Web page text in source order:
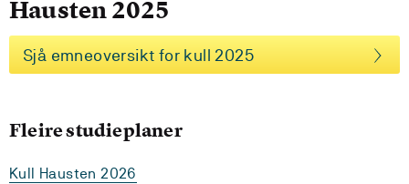
Hausten 2025
Sjå emneoversikt for kull 2025
Fleire studieplaner
Kull Hausten 2026